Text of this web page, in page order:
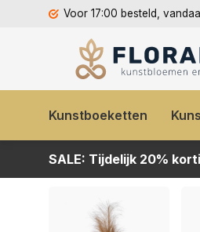
Voor 17:00 besteld,
Kunstboeketten
SALE: Tijdelijk 20%
Kunsttak Pampas stengel